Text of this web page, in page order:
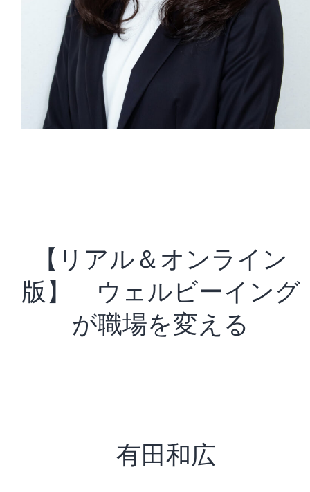
【リアル＆オンライン
版】 ウェルビーイング
が職場を変える
有田和広